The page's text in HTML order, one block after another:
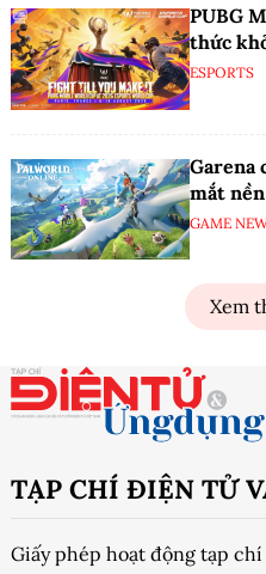
PUBG
thức
ESPORTS
Garena
mắt
GAME
Xem
TẠP CHÍ ĐIỆN TỬ
Giấy phép hoạt động tạp